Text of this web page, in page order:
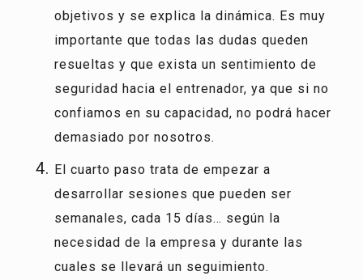
objetivos y se explica la dinámica. Es muy
importante que todas las dudas queden
resueltas y que exista un sentimiento de
seguridad hacia el entrenador, ya que si no
confiamos en su capacidad, no podrá hacer
demasiado por nosotros.
El cuarto paso trata de empezar a
desarrollar sesiones que pueden ser
semanales, cada 15 días… según la
necesidad de la empresa y durante las
cuales se llevará un seguimiento.